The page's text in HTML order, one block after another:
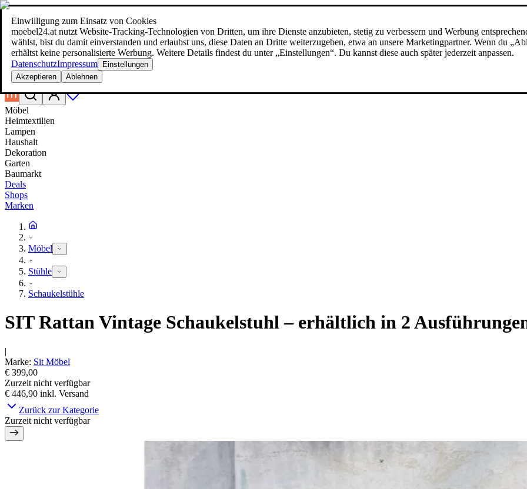
Einwilligung zum Einsatz von Cookies
moebel24.at nutzt Website-Tracking-Technologien von Dritten, um ihre Dienste anzubieten, stetig zu verbessern und Werbung
wählst, bist du damit einverstanden und erlaubst uns, diese Daten an Dritte weiterzugeben, etwa an unsere Marketingpartner. Wenn du
erhältst keine personalisierte Werbung. Weitere Details findest du unter „Einstellungen“. Du kannst diese auch später jederzeit anpassen.
DatenschutzImpressum
Einstellungen
Akzeptieren
Ablehnen
Suche
moebel dir den besten Preis!moebel dir den besten Preis!
Möbel
Heimtextilien
Lampen
Haushalt
Dekoration
Garten
Baumarkt
Deals
Shops
Marken
Möbel
Stühle
Schaukelstühle
SIT Rattan Vintage Schaukelstuhl – erhältlich in 2
|
Marke: Sit Möbel
€ 399,00
Zurzeit nicht verfügbar
€ 446,90 inkl. Versand
Zurück zur Kategorie
Zurzeit nicht verfügbar